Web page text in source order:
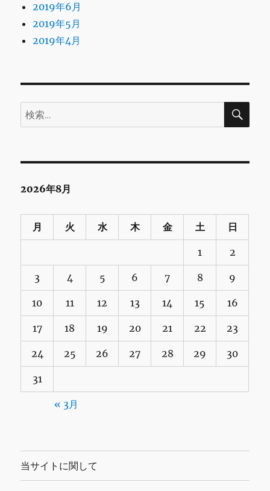
2019年6月
2019年5月
2019年4月
検
索:
検
2026年8月
月 火 水 木 金 土 日
1 2
3 4 5 6 7 8 9
10 11 12 13 14 15 16
17 18 19 20 21 22 23
24 25 26 27 28 29 30
31
« 3月
当サイトに関して